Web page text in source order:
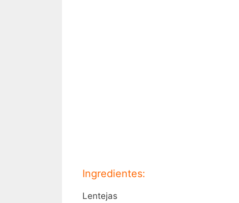
Ingredientes:
Lentejas